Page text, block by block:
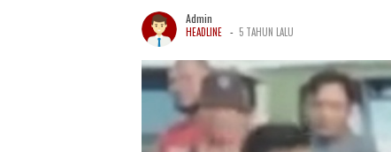
Admin
HEADLINE - 5 TAHUN LALU